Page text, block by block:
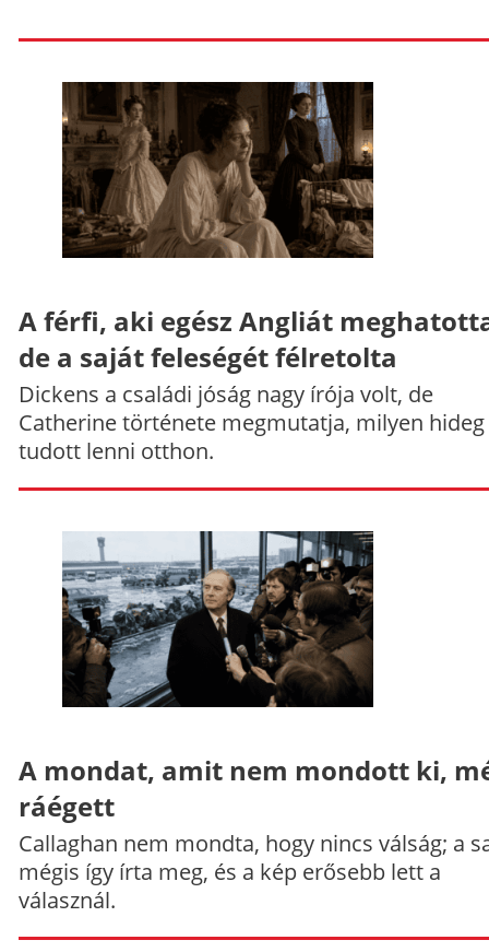
A férfi, aki egész Angliát
de a saját feleségét félretolta
Dickens a családi jóság nagy írója volt, de
Catherine története megmutatja, milyen hideg
tudott lenni otthon.
A mondat, amit nem mondott ki,
ráégett
Callaghan nem mondta, hogy nincs válság; a
mégis így írta meg, és a kép erősebb lett a
válasznál.